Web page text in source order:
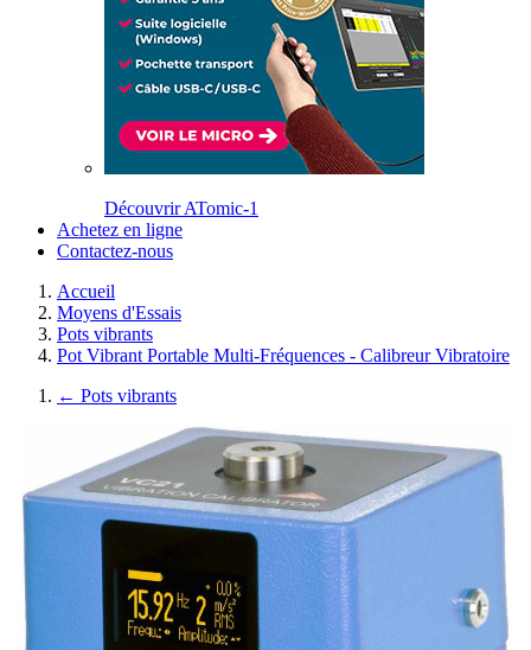
Découvrir ATomic-1
Achetez en ligne
Contactez-nous
Accueil
Moyens d'Essais
Pots vibrants
Pot Vibrant Portable Multi-Fréquences - Calibreur Vibratoire
← Pots vibrants